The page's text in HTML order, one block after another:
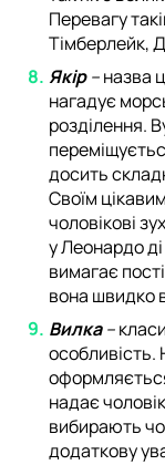
Перевагу
Тімберлейк,
Якір–назва
нагадує
розділення.
досить
Своїм
чоловікові
у Леонардо
вимагає
вона швидко
Вилка–
надає
вибирають
додаткову